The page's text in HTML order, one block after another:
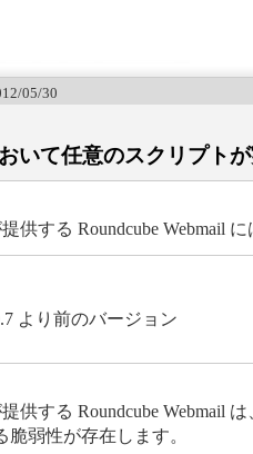
05/30
いて任意のスクリプト
提供する Roundcube
より前のバージョン
提供する Roundcube Webmail
弱性が存在します。